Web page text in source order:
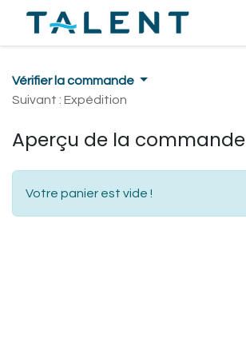
Vérifier la commande
Suivant : Expédition
Aperçu de la commande
Votre panier est vide !